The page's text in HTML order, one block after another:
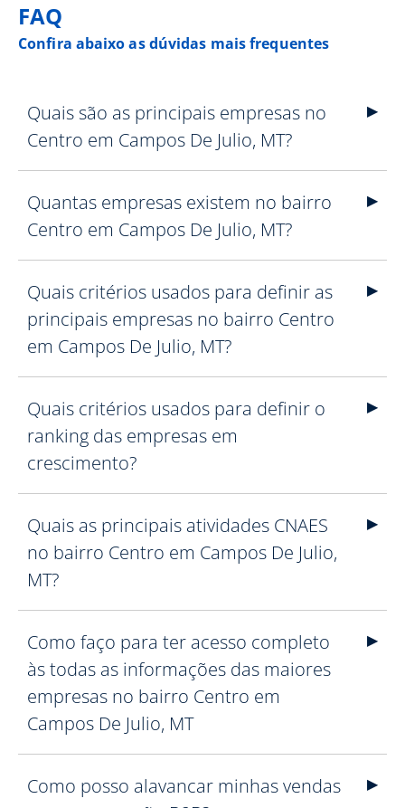
FAQ
Confira abaixo as dúvidas mais frequentes
Quais são as principais empresas no
Centro em Campos De Julio, MT?
Quantas empresas existem no bairro
Centro em Campos De Julio, MT?
Quais critérios usados para definir as
principais empresas no bairro Centro
em Campos De Julio, MT?
Quais critérios usados para definir o
ranking das empresas em
crescimento?
Quais as principais atividades CNAES
no bairro Centro em Campos De Julio,
MT?
Como faço para ter acesso completo
às todas as informações das maiores
empresas no bairro Centro em
Campos De Julio, MT
Como posso alavancar minhas vendas